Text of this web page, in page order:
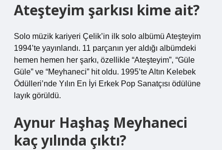
Ateşteyim şarkısı kime ait?
Solo müzik kariyeri Çelik’in ilk solo albümü Ateşteyim
1994’te yayınlandı. 11 parçanın yer aldığı albümdeki
hemen hemen her şarkı, özellikle “Ateşteyim”, “Güle
Güle” ve “Meyhaneci” hit oldu. 1995’te Altın Kelebek
Ödülleri’nde Yılın En İyi Erkek Pop Sanatçısı ödülüne
layık görüldü.
Aynur Haşhaş Meyhaneci
kaç yılında çıktı?